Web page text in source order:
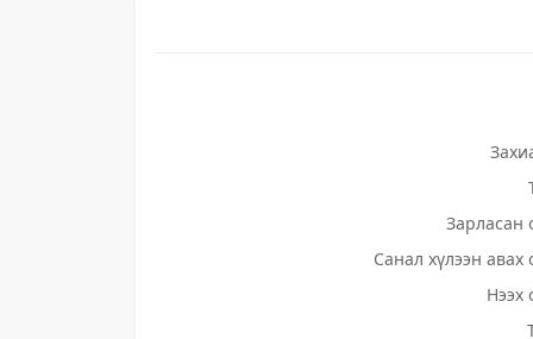
Зарласан
Санал хүлээн авах
Нээх